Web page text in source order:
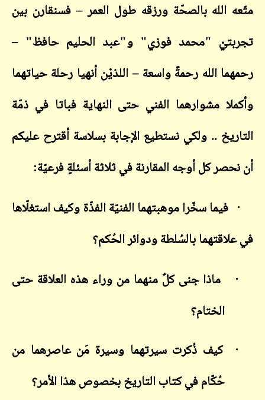
متّعه الله بالصحّة ورزقه طول العمر – فسنقارن بين
تجربتيْ "محمد فوزي" و"عبد الحليم حافظ" –
رحمهما الله رحمةً واسعة – اللذيْن أنهيا رحلة حياتهما
وأكملا مشوارهما الفني حتى النهاية فباتا في ذمّة
التاريخ .. ولكي نستطيع الإجابة بسلاسة أقترح عليكم
أن نحصر كل أوجه المقارنة في ثلاثة أسئلةٍ فرعيّة:
· فيما سخّرا موهبتهما الفنيّة الفذّة وكيف استغلّاها
في علاقتهما بالسُلطة ودوائر الحُكم؟
·
ماذا جنى كلٌ منهما من وراء هذه العلاقة حتى
الختام؟
· كيف ذُكرت سيرتهما وسيرة مَن عاصرهما من
حُكّام في كتاب التاريخ بخصوص هذا الأمر؟